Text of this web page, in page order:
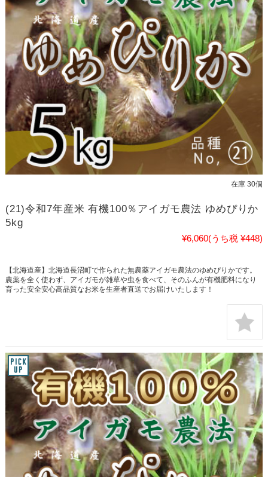
在庫 30個
(21)令和7年産米 有機100％アイガモ農法 ゆめぴりか
5kg
¥6,060(うち税 ¥448)
【北海道産】北海道長沼町で作られた無農薬アイガモ農法のゆめぴりかです。
農薬を全く使わず、アイガモが雑草や虫を食べて、そのふんが有機肥料になり
育った安全安心高品質なお米を生産者直送でお届けいたします！